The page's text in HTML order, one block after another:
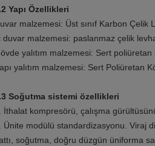
Yapı Özellikleri
malzemesi: Üst sınıf Karbon
duvar malzemesi: paslanmaz çelik
yalıtım malzemesi: Sert
yalıtım malzemesi: Sert Poliüretan
Soğutma sistemi özellikleri
İthalat kompresörü, çalışma
Ünite modülü standardizasyonu. Viraj
soğutma, doğru düzgün üniforma